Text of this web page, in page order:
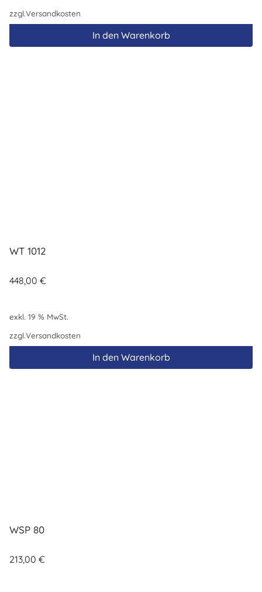
zzgl.Versandkosten
In den Warenkorb
WT 1012
448,00 €
exkl. 19 % MwSt.
zzgl.Versandkosten
In den Warenkorb
WSP 80
213,00 €